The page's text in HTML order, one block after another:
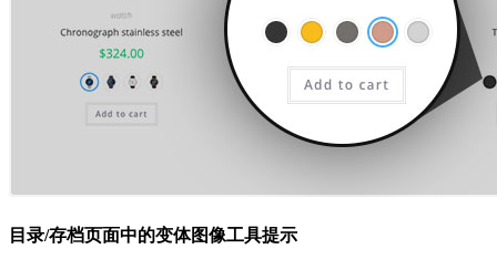
目录/存档页面中的变体图像工具提示